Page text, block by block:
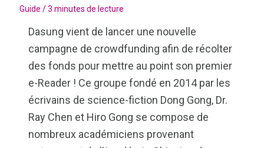
Guide /3 minutes de lecture
Dasung vient de lancer une nouvelle
campagne de crowdfunding afin de récolter
des fonds pour mettre au point son premier
e-Reader ! Ce groupe fondé en 2014 par les
écrivains de science-fiction Dong Gong, Dr.
Ray Chen et Hiro Gong se compose de
nombreux académiciens provenant